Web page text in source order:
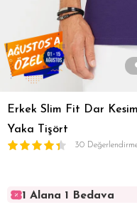
Erkek Slim Fit Dar
Yaka Tişört
30
1 Alana 1 Bedava